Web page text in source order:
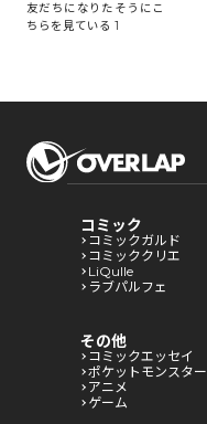
友だちになりたそうにこ
ちらを見ている 1
コミック
コミックガルド
コミッククリエ
LiQulle
ラブパルフェ
その他
コミックエッセイ
ポケットモンスター
アニメ
ゲーム